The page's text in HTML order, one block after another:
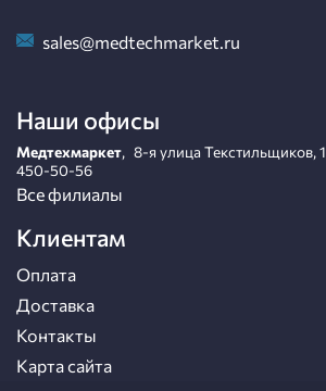
sales@medtechmarket.ru
Наши офисы
Медтехмаркет, 8-я улица Текстильщиков,
450-50-56
Все филиалы
Клиентам
Оплата
Доставка
Контакты
Карта сайта